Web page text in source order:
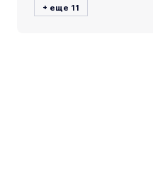
+ еще 11